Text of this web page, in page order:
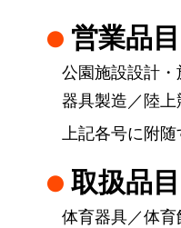
営業品目
公園施設設計
器具製造／陸
上記各号に附
取扱品目
体育器具／体